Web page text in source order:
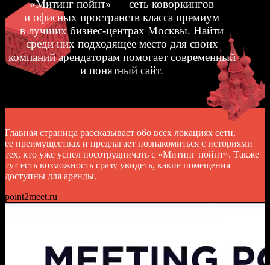
«Митинг пойнт» — сеть коворкингов
и офисных пространств класса премиум
в лучших бизнес-центрах Москвы. Найти
среди них подходящее место для своих
компаний арендаторам помогает современный
и понятный сайт.
Главная страница рассказывает обо всех локациях сети,
ее преимуществах и предлагает познакомиться с историями
тех, кто уже успел посотрудничать с «Митинг пойнт». Также
тут есть возможность сразу увидеть, какие помещения
доступны для аренды.
point2meet.ru